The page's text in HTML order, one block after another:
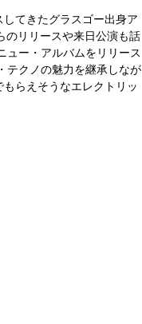
てきたグラスゴー出身ア
のリリースや来日公演も話
ュー・アルバムをリリース
テクノの魅力を継承しなが
らえそうなエレクトリッ